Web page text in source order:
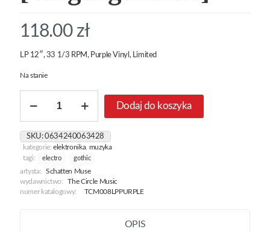
118.00 zł
LP 12″, 33 1/3 RPM, Purple Vinyl, Limited
Na stanie
Verganglichkeit
Dodaj do koszyka
SKU:0634240063428
kategorie:elektronika, muzyka
tagi:
electro gothic
artysta:
Schatten Muse
wydawnictwo:
The Circle Music
numer katalogowy:
TCM008LPPURPLE
OPIS